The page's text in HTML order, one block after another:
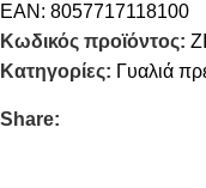
EAN: 8057717118100
Κωδικός προϊόντος:
Κατηγορίες: Γυαλιά
Share: